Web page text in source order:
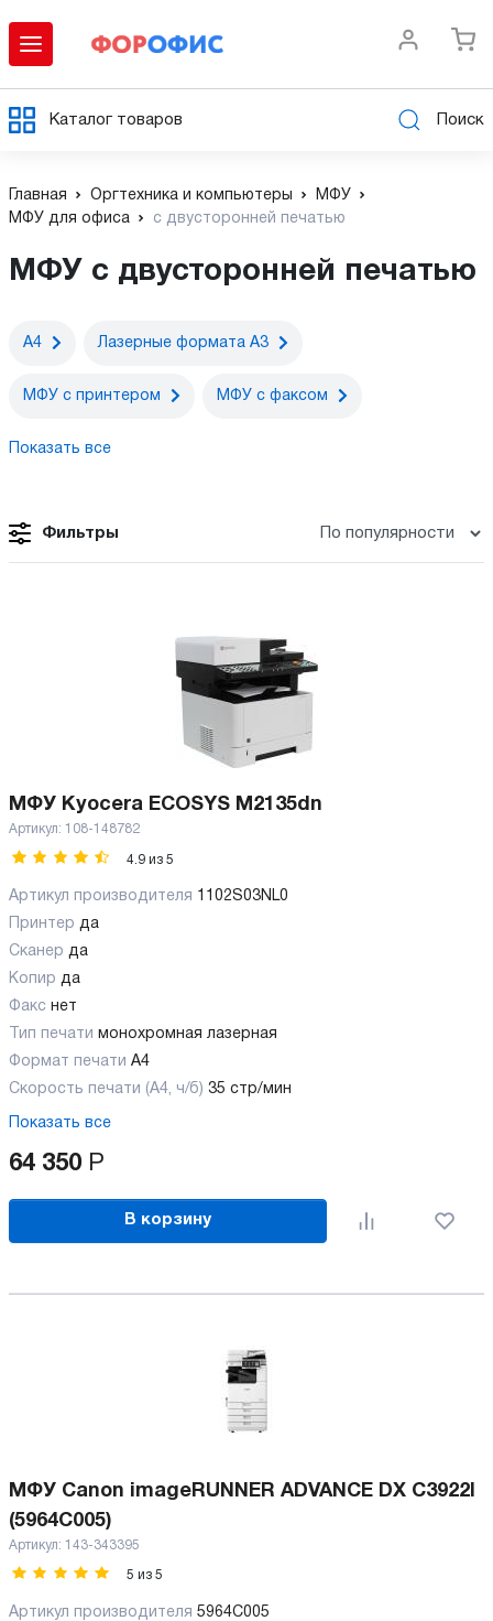
Каталог товаров Поиск
Главная Оргтехника и компьютеры
МФУ
МФУ для офиса
с двусторонней печатью
МФУ с двусторонней печатью
А4 Лазерные формата А3
МФУ c принтером МФУ с факсом
Показать все
Фильтры
МФУ Kyocera ECOSYS M2135dn
Артикул: 108-148782
4.9 из 5
Артикул производителя 1102S03NL0
Принтер да
Сканер да
Копир да
Факс нет
Тип печати монохромная лазерная
Формат печати A4
Скорость печати (А4, ч/б) 35 стр/мин
Показать все
64 350 Р
В корзину
МФУ Canon imageRUNNER ADVANCE DX C3922I
(5964C005)
Артикул: 143-343395
5 из 5
Артикул производителя 5964C005